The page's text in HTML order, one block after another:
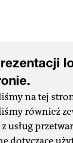
na tej
również
usług